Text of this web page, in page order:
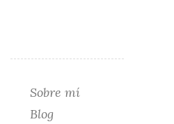
Sobre mí
Blog